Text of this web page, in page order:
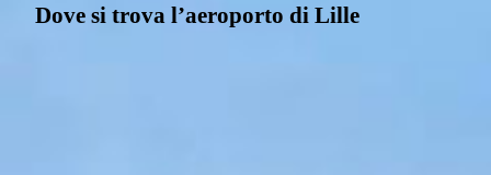
Dove si trova l’aeroporto di Lille